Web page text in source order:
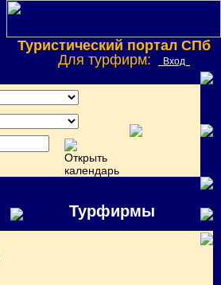
Туристический портал СПб
Для турфирм:
Вход
Турфирмы